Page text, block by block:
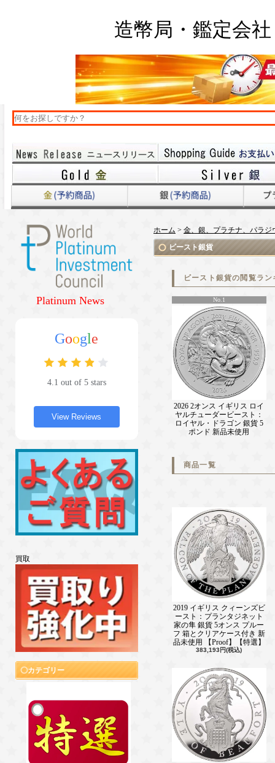
造幣局・鑑定会
Platinum News
Google
4.1 out of 5 stars
View Reviews
買取
カテゴリー
ホーム > 金、銀、プラチナ、パラジ
ビースト銀貨
ビースト銀貨の閲覧ラン
No.1
2026 2オンス イギリス ロイ
ヤルチューダービースト：
ロイヤル・ドラゴン 銀貨 5
ポンド 新品未使用
商品一覧
2019 イギリス クィーンズビ
ースト：プランタジネット
家の隼 銀貨 5オンス プルー
フ 箱とクリアケース付き 新
品未使用 【Proof】【特選】
383,193円(税込)